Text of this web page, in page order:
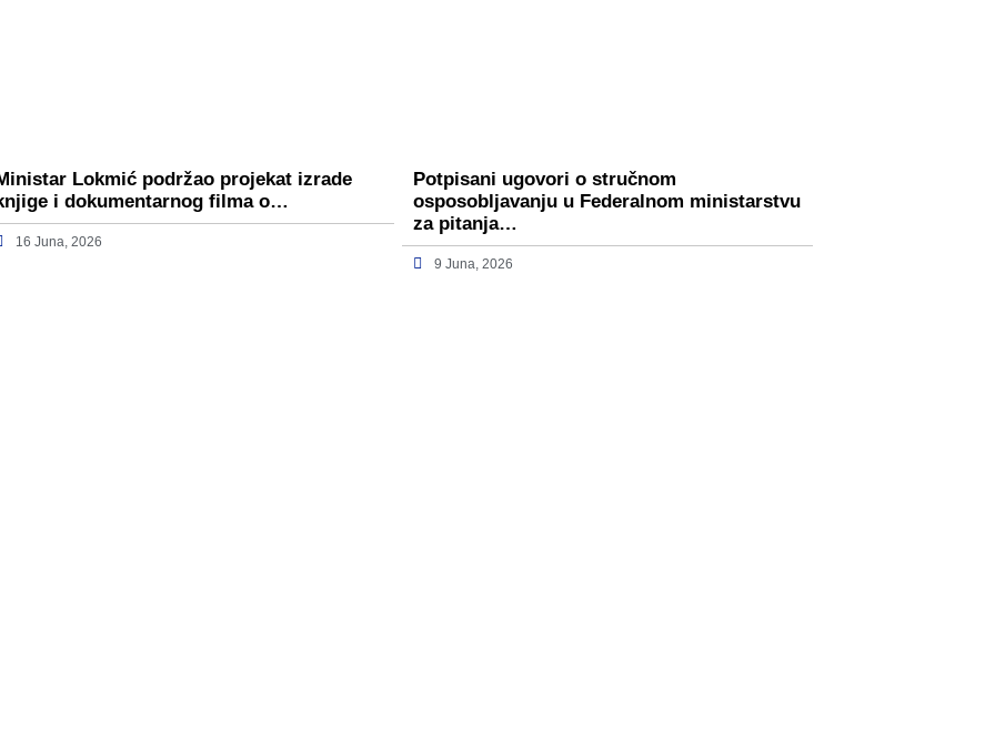
Lokmić podržao projekat izrade
i dokumentarnog filma o…
16 Juna, 2026
Potpisani ugovori o stručnom
osposobljavanju u Federalnom ministarstvu
za pitanja…
9 Juna, 2026